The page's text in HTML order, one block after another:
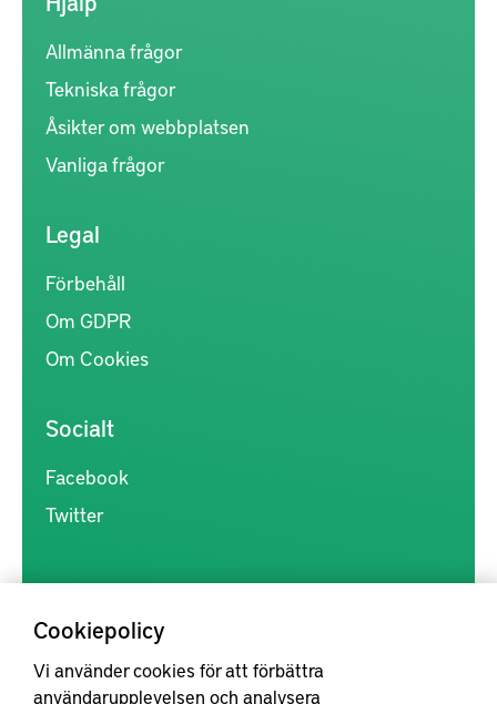
Cookiepolicy
Vi använder cookies för att förbättra
användarupplevelsen och analysera
Allmänna frågor
Tekniska frågor
Åsikter om webbplatsen
Vanliga frågor
Legal
Förbehåll
Om GDPR
Om Cookies
Socialt
Facebook
Twitter
Kunskapsförmedlingen är en samlingsplats för svensk forskning